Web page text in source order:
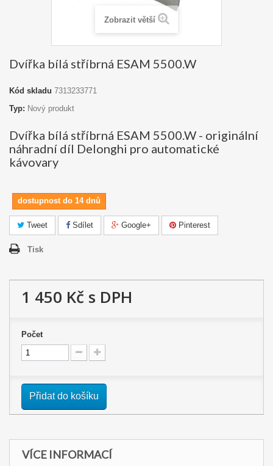
Zobrazit větší
Dvířka bílá stříbrná ESAM 5500.W
Kód skladu 7313233771
Typ: Nový produkt
Dvířka bílá stříbrná ESAM 5500.W - originální
náhradní díl Delonghi pro automatické
kávovary
dostupnost do 14 dnů
Tweet Sdílet Google+ Pinterest
Tisk
1 450 Kč s DPH
Počet
Přidat do košíku
VÍCE INFORMACÍ